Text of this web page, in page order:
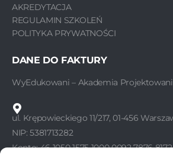
DANE DO FAKTURY
WyEdukowani – Akademia
ul. Krępowieckiego 11/217, 01-456
NIP: 5381713282
Konto: 46 1050 1575 1000 0092 7876 8172
AKREDYTACJA
REGULAMIN SZKOLEŃ
POLITYKA PRYWATNOŚCI